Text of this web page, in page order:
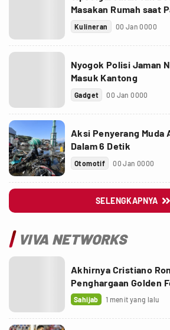
Masakan Rumah saat
Kulineran 00 Jan 0000
Nyogok Polisi Jaman
Masuk Kantong
Gadget 00 Jan 0000
Aksi Penyerang Muda
Dalam 6 Detik
Otomotif 00 Jan 0000
SELENGKAPNYA 
VIVA NETWORKS
Akhirnya Cristiano
Penghargaan Golden
Sahijab 1 menit yang lalu